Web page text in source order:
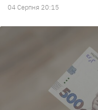
04 Серпня 20:15